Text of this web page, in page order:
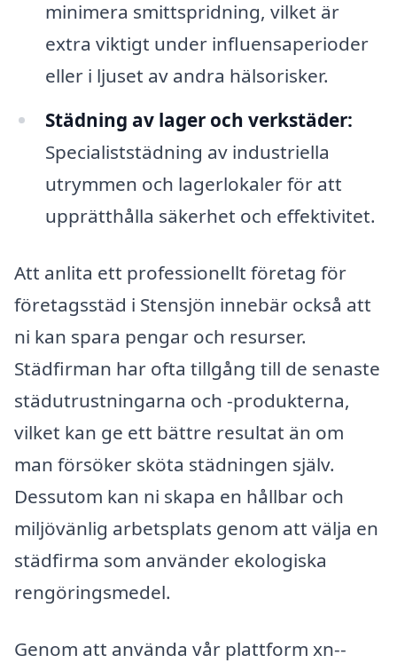
minimera smittspridning, vilket är
extra viktigt under influensaperioder
eller i ljuset av andra hälsorisker.
Städning av lager och verkstäder:
Specialiststädning av industriella
utrymmen och lagerlokaler för att
upprätthålla säkerhet och effektivitet.
Att anlita ett professionellt företag för
företagsstäd i Stensjön innebär också att
ni kan spara pengar och resurser.
Städfirman har ofta tillgång till de senaste
städutrustningarna och -produkterna,
vilket kan ge ett bättre resultat än om
man försöker sköta städningen själv.
Dessutom kan ni skapa en hållbar och
miljövänlig arbetsplats genom att välja en
städfirma som använder ekologiska
rengöringsmedel.
Genom att använda vår plattform xn--